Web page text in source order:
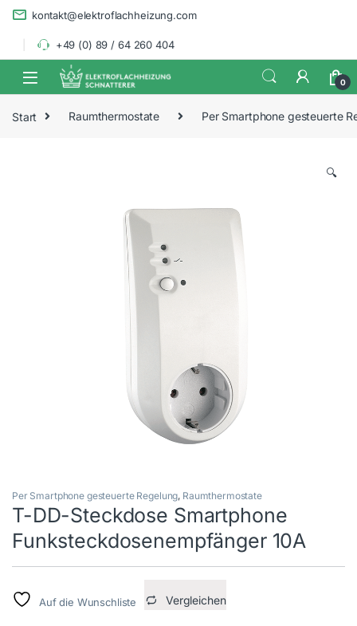
Skip to navigation
Skip to content
kontakt@elektroflachheizung.com
+49 (0) 89 / 64 260 404
0
Start Raumthermostate Per Smartphone gesteuerte
🔍
Per Smartphone gesteuerte Regelung, Raumthermostate
T-DD-Steckdose Smartphone
Funksteckdosenempfänger 10A
Auf die Wunschliste Vergleichen